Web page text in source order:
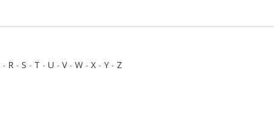
- R - S - T - U - V- W - X - Y - Z